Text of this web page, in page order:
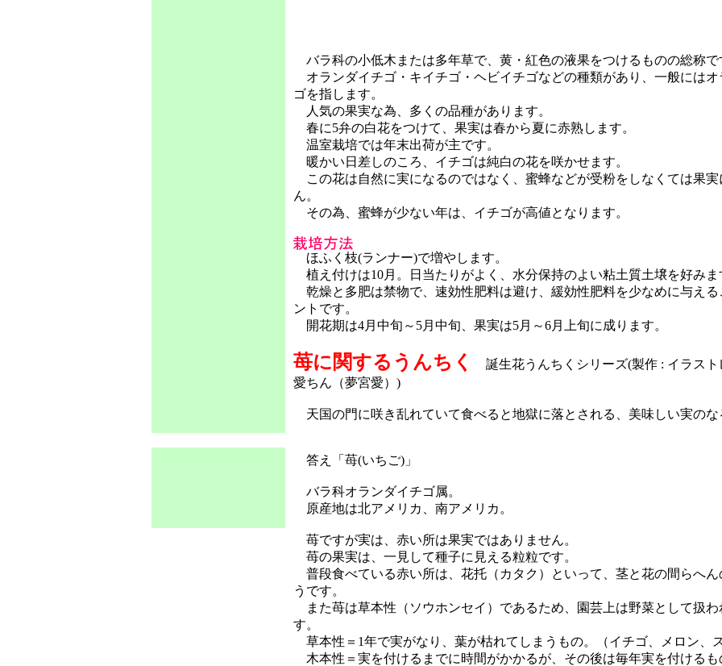
バラ科の小低木または多年草で、黄・紅色の液果をつけるものの総称で
オランダイチゴ・キイチゴ・ヘビイチゴなどの種類があり、一般にはオ
ゴを指します。
人気の果実な為、多くの品種があります。
春に5弁の白花をつけて、果実は春から夏に赤熟します。
温室栽培では年末出荷が主です。
暖かい日差しのころ、イチゴは純白の花を咲かせます。
この花は自然に実になるのではなく、蜜蜂などが受粉をしなくては果実
ん。
その為、蜜蜂が少ない年は、イチゴが高値となります。
ほふく枝(ランナー)で増やします。
植え付けは10月。日当たりがよく、水分保持のよい粘土質土壌を好みま
乾燥と多肥は禁物で、速効性肥料は避け、緩効性肥料を少なめに与える
ントです。
開花期は4月中旬～5月中旬、果実は5月～6月上旬に成ります。
苺に関するうんちく
誕生花うんちくシリーズ(製作 : イラス
愛ちん（夢宮愛）)
天国の門に咲き乱れていて食べると地獄に落とされる、美味しい実のな
答え「苺(いちご)」
バラ科オランダイチゴ属。
原産地は北アメリカ、南アメリカ。
苺ですが実は、赤い所は果実ではありません。
苺の果実は、一見して種子に見える粒粒です。
普段食べている赤い所は、花托（カタク）といって、茎と花の間らへん
うです。
また苺は草本性（ソウホンセイ）であるため、園芸上は野菜として扱わ
す。
草本性＝1年で実がなり、葉が枯れてしまうもの。（イチゴ、メロン、ス
木本性＝実を付けるまでに時間がかかるが、その後は毎年実を付けるも